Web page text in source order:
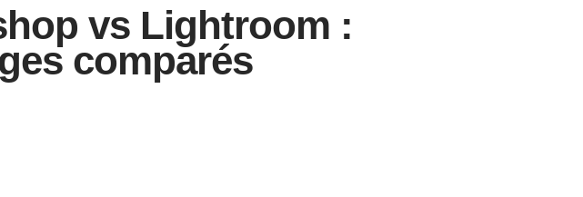
vs Lightroom :
comparés